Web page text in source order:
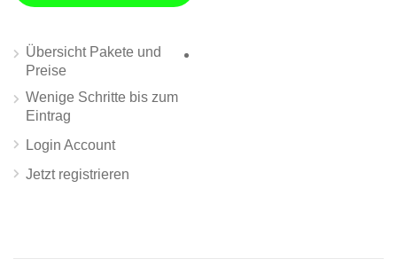
Übersicht Pakete und
Preise
Wenige Schritte bis zum
Eintrag
Login Account
Jetzt registrieren